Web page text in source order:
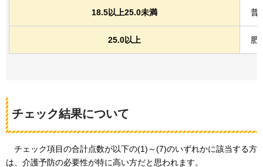
18.5以上25.0未満 普
25.0以上 肥
チェック結果について
チェック項目の合計点数が以下の(1)～(7)のいずれかに該当する方
は、介護予防の必要性が特に高い方だと思われます。